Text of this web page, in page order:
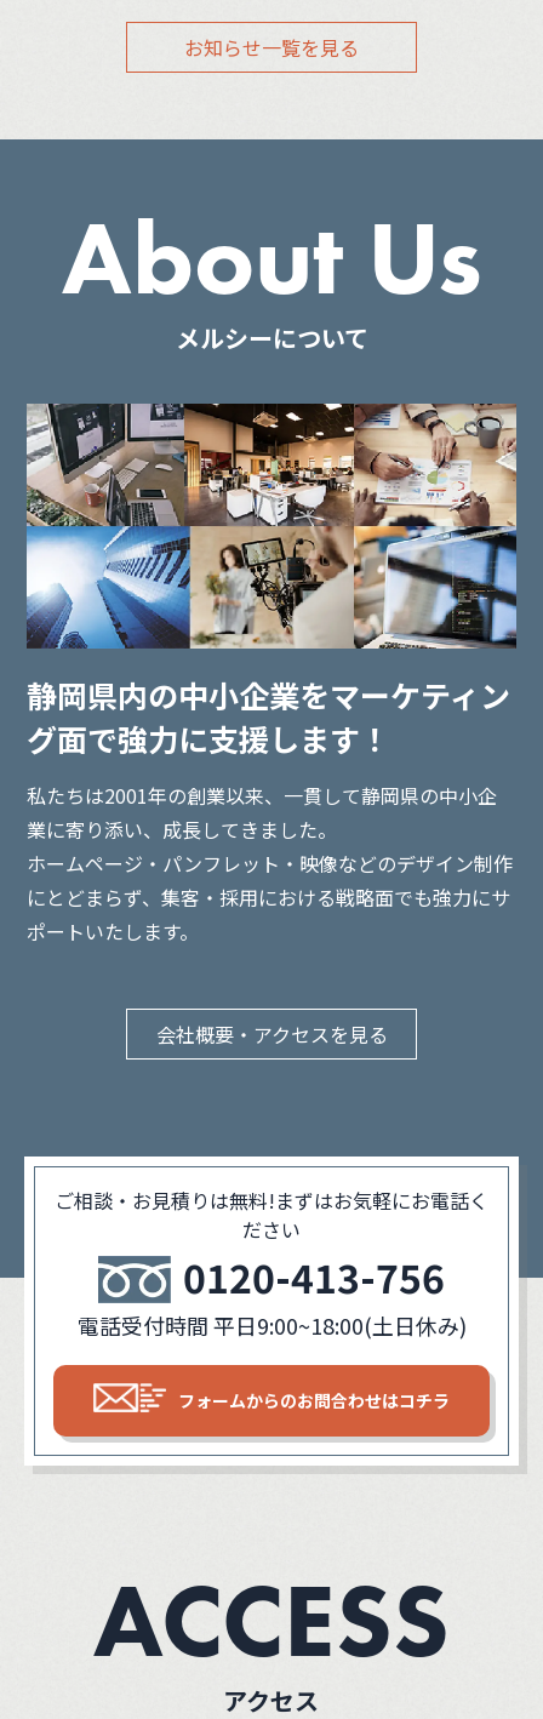
お知らせ一覧を見る
About Us
メルシーについて
静岡県内の中小企業をマーケティン
グ面で強力に支援します！
私たちは2001年の創業以来、一貫して静岡県の中小企
業に寄り添い、 成長してきました。
ホームページ・パンフレット・映像などのデザイン制作
にとどまらず、集客・採用における戦略面でも強力にサ
ポートいたします。
会社概要・アクセスを見る
ご相談・お見積りは無料!まずはお気軽にお電話く
ださい
0120-413-756
電話受付時間 平日9:00~18:00(土日休み)
フォームからのお問合わせはコチラ
ACCESS
アクセス